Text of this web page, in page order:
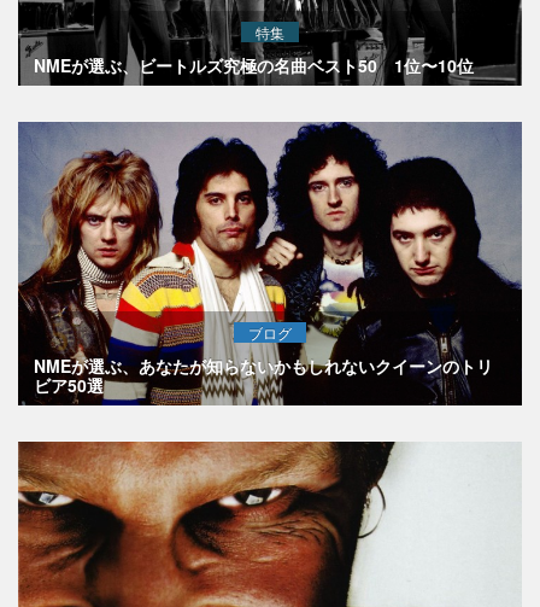
特集
NMEが選ぶ、ビートルズ究極の名曲ベスト50 1位〜10位
ブログ
NMEが選ぶ、あなたが知らないかもしれないクイーンのトリ
ビア50選